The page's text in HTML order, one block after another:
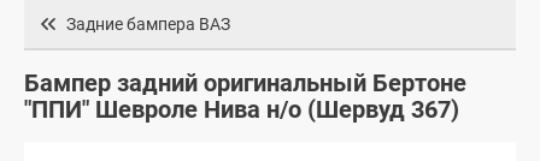
Задние бампера ВАЗ
Бампер задний оригинальный Бертоне
"ППИ" Шевроле Нива н/о (Шервуд 367)